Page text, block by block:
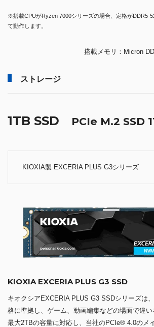
※搭載CPUがRyzen 7000シリーズの場合、定格がDDR5-
て動作します。
搭載メモリ：Micron
ストレージ
1TB SSD PCIe M.2 SSD
KIOXIA製 EXCERIA PLUS G3シリーズ
KIOXIA EXCERIA PLUS G3 SSD
キオクシアEXCERIA PLUS G3 SSDシリーズは
格に準拠し、ゲーム、動画編集などの場面で違い
最大2TBの容量に対応し、当社のPCIe® 4.0のメ